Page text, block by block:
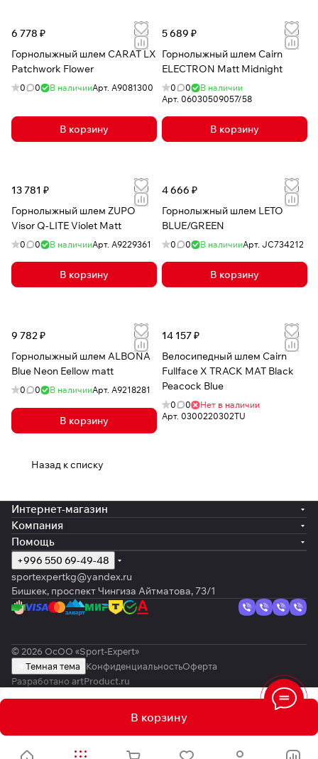
6 778 ₽
Горнолыжный шлем CARAT LX
Patchwork Flower
0 0 В наличииАрт. A9081300
В корзину
5 689 ₽
Горнолыжный шлем Cairn
ELECTRON Matt Midnight
0 0
В наличии
Арт. 06030509057/58
В корзину
13 781 ₽
Горнолыжный шлем ZUPO
Visor Q-LITE Violet Matt
0 0 В наличииАрт. A9229361
В корзину
4 666 ₽
Горнолыжный шлем LETO
BLUE/GREEN
0 0 В наличииАрт. JC734212
В корзину
9 782 ₽
Горнолыжный шлем ALBONA
Blue Neon Eellow matt
0 0 В наличииАрт. А9218281
В корзину
14 157 ₽
Велосипедный шлем Cairn
Fullface X TRACK MAT Black
Peacock Blue
0 0
Нет в наличии
Арт. 0300220302TU
Назад к списку
В корзину
Интернет-магазин
Компания
Помощь
+996 550 69-49-48
sportexpertkg@yandex.ru
Бишкек, проспект Чингиза Айтматова, 73/1
© 2026 ОсОО «Sport-Expert»
Темная тема
КонфиденциальностьОферта
Разработано artProduct.ru